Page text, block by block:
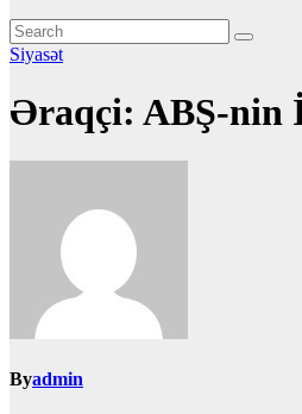
Siyasət
Əraqçi: ABŞ-nin
Byadmin